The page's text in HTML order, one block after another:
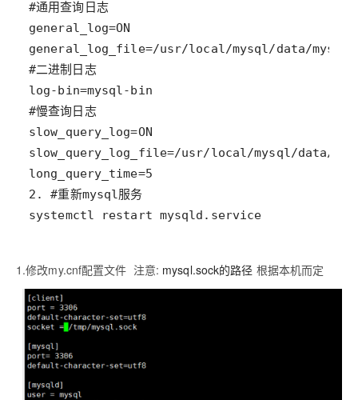
#通用查询日志
#二进制日志
#慢查询日志
systemctl restart mysqld.service
1.修改my.cnf配置文件 注意: mysql.sock的路径 根据本机而定